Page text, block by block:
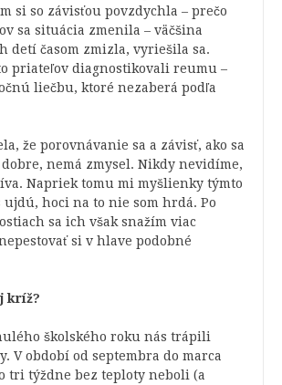
si so závisťou povzdychla – prečo
sa situácia zmenila – väčšina
detí časom zmizla, vyriešila sa.
priateľov diagnostikovali reumu –
liečbu, ktoré nezaberá podľa
že porovnávanie sa a závisť, ako sa
nemá zmysel. Nikdy nevidíme,
Napriek tomu mi myšlienky týmto
ujdú, hoci na to nie som hrdá. Po
sa ich však snažím viac
si v hlave podobné
kríž?
školského roku nás trápili
V období od septembra do marca
tri týždne bez teploty neboli (a